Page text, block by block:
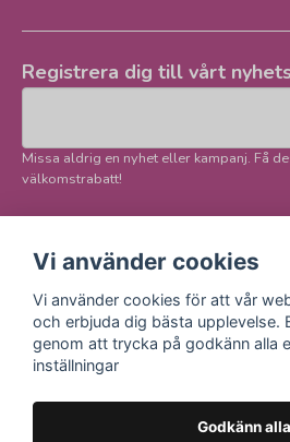
Registrera dig till vårt
Missa aldrig en nyhet eller kampanj. Få
välkomstrabatt!
sociala medier!
Facebook
Instagram
Youtube
E-
Vi använder cookies
Vi använder cookies för att vår
och erbjuda dig bästa upplevelse.
genom att trycka på godkänn alla
inställningar
Godkänn alla